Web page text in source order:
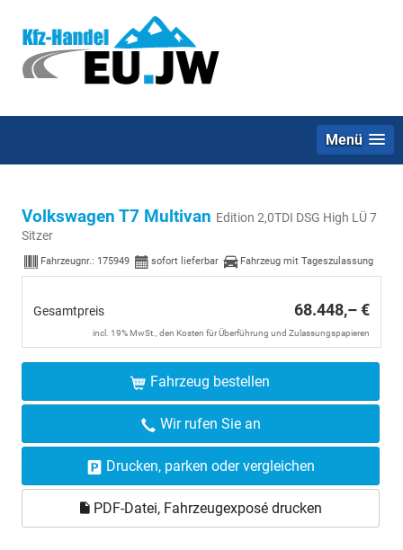
Menü
Volkswagen T7 Multivan Edition 2,0TDI DSG High LÜ 7
Sitzer
Fahrzeugnr.: 175949 sofort lieferbar Fahrzeug mit Tageszulassung
Gesamtpreis 68.448,– €
incl. 19% MwSt., den Kosten für Überführung und Zulassungspapieren
Fahrzeug bestellen
Wir rufen Sie an
Drucken, parken oder vergleichen
PDF-Datei, Fahrzeugexposé drucken